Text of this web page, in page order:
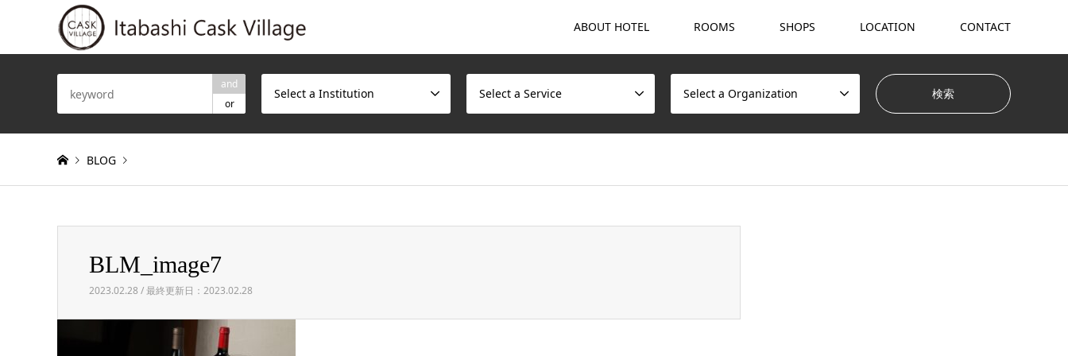
ABOUT HOTEL ROOMS SHOPS LOCATION CONTACT
and
or
Select a Institution Select a Service Select a Organization
BLOG
BLM_image7
BLM_image7
2023.02.28 / 最終更新日：2023.02.28